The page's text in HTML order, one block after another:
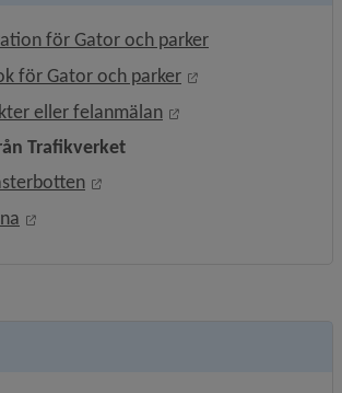
för Gator och parker
för Gator och parker
Öppnas i nytt
eller felanmälan
Öppnas i nytt
Trafikverket
Länk till annan webbplats,
Länk till annan webbplats, öppnas i